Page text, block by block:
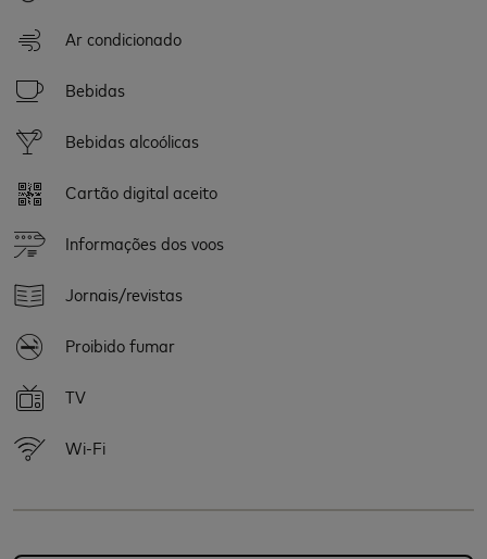
Ar condicionado
Bebidas
Bebidas alcoólicas
Cartão digital aceito
Informações dos voos
Jornais/revistas
Proibido fumar
TV
Wi-Fi